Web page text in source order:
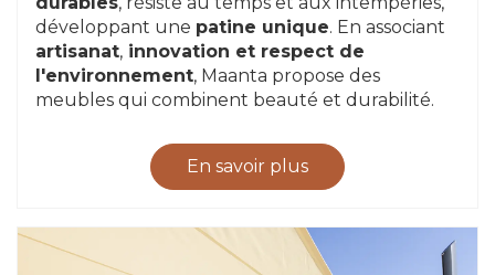
développant une patine unique. En associant
artisanat, innovation et respect de
l'environnement, Maanta propose des
meubles qui combinent beauté et durabilité.
En savoir plus